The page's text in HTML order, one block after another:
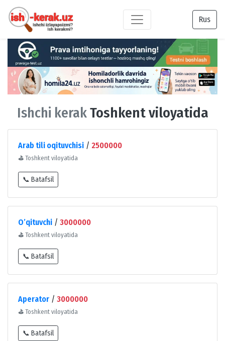
Rus
Ishchi kerakToshkent viloyatida
Arab tili oqituvchisi / 2500000
⛳ Toshkent viloyatida
📞 Batafsil
O’qituvchi / 3000000
⛳ Toshkent viloyatida
📞 Batafsil
Aperator / 3000000
⛳ Toshkent viloyatida
📞 Batafsil